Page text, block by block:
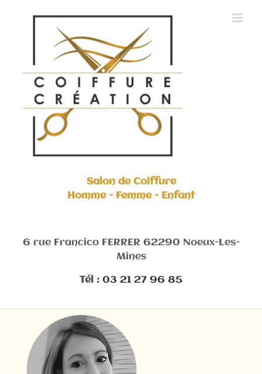
Salon de Coiffure
Homme - Femme - Enfant
6 rue Francico FERRER 62290 Noeux-Les-
Mines
Tél : 03 21 27 96 85